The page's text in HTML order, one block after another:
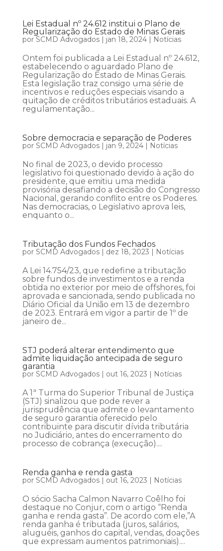
Lei Estadual nº 24.612 institui o Plano de
Regularização do Estado de Minas Gerais
por SCMD Advogados| jan 18, 2024| Notícias
Ontem foi publicada a Lei Estadual nº 24.612,
estabelecendo o aguardado Plano de
Regularização do Estado de Minas Gerais.
Esta legislação traz consigo uma série de
incentivos e reduções especiais visando a
quitação de créditos tributários estaduais. A
regulamentação...
Sobre democracia e separação de Poderes
por SCMD Advogados| jan 9, 2024| Notícias
No final de 2023, o devido processo
legislativo foi questionado devido à ação do
presidente, que emitiu uma medida
provisória desafiando a decisão do Congresso
Nacional, gerando conflito entre os Poderes.
Nas democracias, o Legislativo aprova leis,
enquanto o...
Tributação dos Fundos Fechados
por SCMD Advogados| dez 18, 2023 | Notícias
A Lei 14.754/23, que redefine a tributação
sobre fundos de investimentos e a renda
obtida no exterior por meio de offshores, foi
aprovada e sancionada, sendo publicada no
Diário Oficial da União em 13 de dezembro
de 2023. Entrará em vigor a partir de 1º de
janeiro de...
STJ poderá alterar entendimento que
admite liquidação antecipada de seguro
garantia
por SCMD Advogados| out 16, 2023 | Notícias
A 1ª Turma do Superior Tribunal de Justiça
(STJ) sinalizou que pode rever a
jurisprudência que admite o levantamento
de seguro garantia oferecido pelo
contribuinte para discutir dívida tributária
no Judiciário, antes do encerramento do
processo de cobrança (execução)....
Renda ganha e renda gasta
por SCMD Advogados| out 16, 2023 | Notícias
O sócio Sacha Calmon Navarro Coêlho foi
destaque no Conjur, com o artigo “Renda
ganha e renda gasta”. De acordo com ele,”A
renda ganha é tributada (juros, salários,
aluguéis, ganhos do capital, vendas, doações
que expressam aumentos patrimoniais)....